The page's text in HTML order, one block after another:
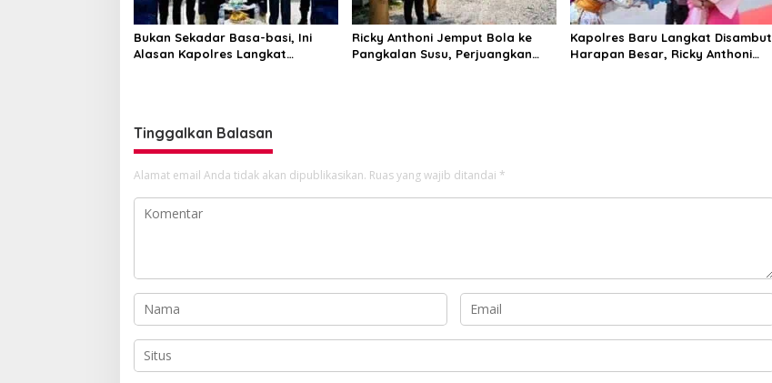
Bukan Sekadar Basa-basi, Ini
Alasan Kapolres Langkat
Ricky Anthoni Jemput Bola ke
Pangkalan Susu, Perjuangkan
Kapolres Baru Langkat Disambut
Harapan Besar, Ricky Anthoni
Tinggalkan Balasan
Alamat email Anda tidak akan dipublikasikan. Ruas yang wajib ditandai *